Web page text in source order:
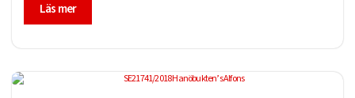
Läs mer